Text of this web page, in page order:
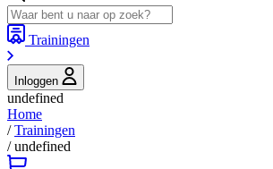
Trainingen
Inloggen
undefined
Home
/Trainingen
/undefined